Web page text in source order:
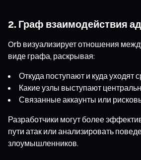
2. Граф взаимодействия
Orb визуализирует отношения
виде графа, раскрывая:
Откуда поступают и куда уходят
Какие узлы выступают
Связанные аккаунты или
Разработчики могут более
пути атак или анализировать
злоумышленников.